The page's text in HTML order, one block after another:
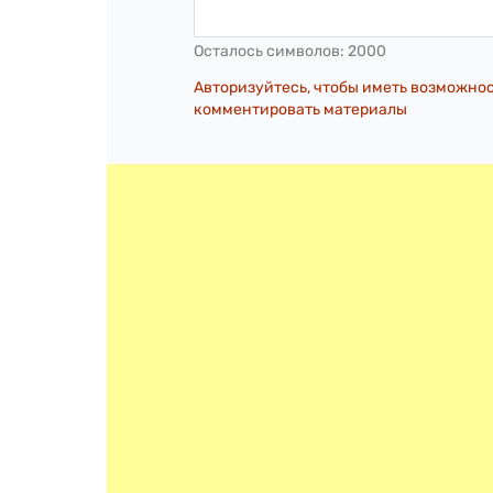
Осталось символов: 2000
Авторизуйтесь, чтобы иметь
комментировать материалы